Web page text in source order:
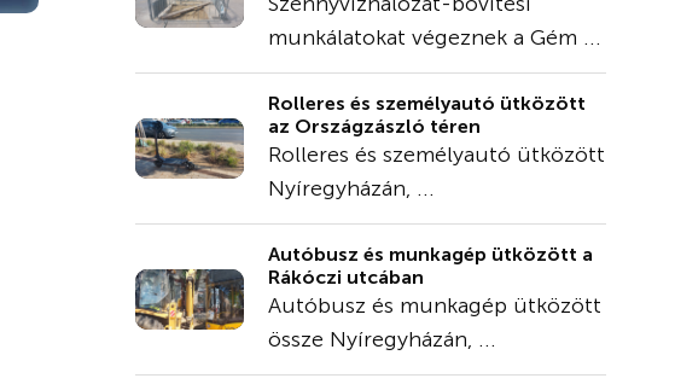
munkálatokat végeznek a Gém ...
Rolleres és személyautó ütközött
az Országzászló téren
Rolleres és személyautó ütközött
Nyíregyházán, ...
Autóbusz és munkagép ütközött a
Rákóczi utcában
Autóbusz és munkagép ütközött
össze Nyíregyházán, ...